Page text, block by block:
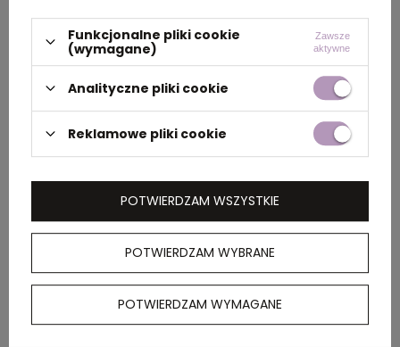
PAKOWANIE
Wymiary
kartonu
zewnętrznego
46 x 31 x 25 cm
kartonu
zewnętrznego
23 kg
Funkcjonalne pliki cookie
(wymagane)
Zawsze
aktywne
Analityczne pliki cookie
Reklamowe pliki cookie
POTWIERDZAM WYBRANE
POTWIERDZAM WYMAGANE
POTWIERDZAM WSZYSTKIE